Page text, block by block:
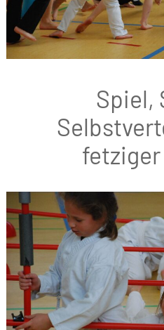
Spiel,